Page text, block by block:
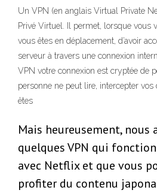
Un VPN (en anglais Virtual Private
Privé Virtuel. Il permet, lorsque vous
vous êtes en déplacement, d’avoir
serveur à travers une connexion
VPN votre connexion est cryptée de
personne ne peut lire, intercepter
êtes
Mais heureusement, nous
quelques VPN qui
avec Netflix et que vous
profiter du contenu